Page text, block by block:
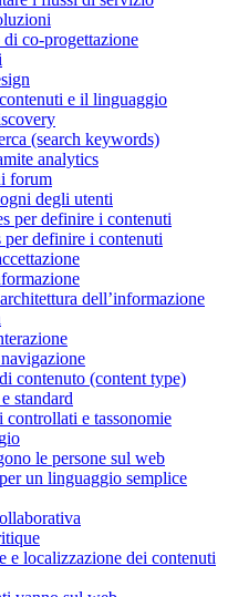
co-progettazione
e il linguaggio
(search keywords)
analytics
forum
degli utenti
per definire i contenuti
per definire i contenuti
dell’informazione
contenuto (content type)
standard
controllati e tassonomie
le persone sul web
un linguaggio semplice
e localizzazione dei contenuti